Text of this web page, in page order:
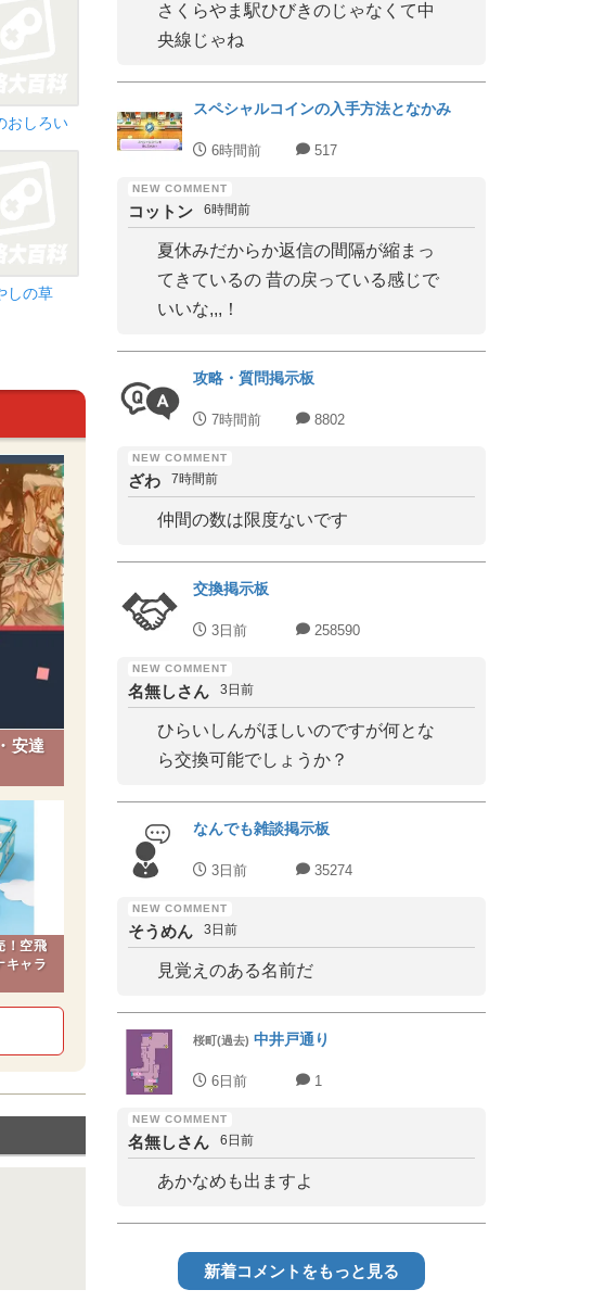
おしろい
しの草
安達
！空飛
キャラ
さくらやま駅ひびきのじゃなくて中
央線じゃね
スペシャルコインの入手方法となかみ
6時間前 517
コットン 6時間前
夏休みだからか返信の間隔が縮まっ
てきているの 昔の戻っている感じで
いいな,,,！
攻略・質問掲示板
7時間前 8802
ざわ 7時間前
仲間の数は限度ないです
交換掲示板
3日前 258590
名無しさん 3日前
ひらいしんがほしいのですが何とな
ら交換可能でしょうか？
なんでも雑談掲示板
3日前 35274
そうめん 3日前
見覚えのある名前だ
桜町(過去) 中井戸通り
6日前 1
名無しさん 6日前
あかなめも出ますよ
新着コメントをもっと見る